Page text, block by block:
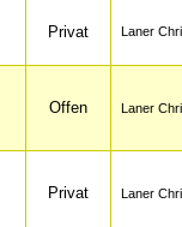
Privat Laner
Offen Laner
Privat Laner